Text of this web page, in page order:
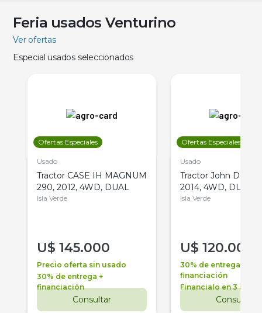
Feria usados Venturino
Ver ofertas
Especial usados seleccionados
Ofertas Especiales
Usado
Tractor CASE IH MAGNUM
290, 2012, 4WD, DUAL
Isla Verde
U$ 145.000
Precio oferta sin usado
30% de entrega +
financiación
Consultar
Ofertas Especiales
Usado
Tractor John Deere
2014, 4WD, DUAL
Isla Verde
U$ 120.000
30% de entrega +
financiación
Financialo en 3 años
Consultar